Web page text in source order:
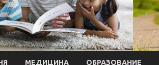
МЕДИЦИНА ОБРАЗОВАНИЕ